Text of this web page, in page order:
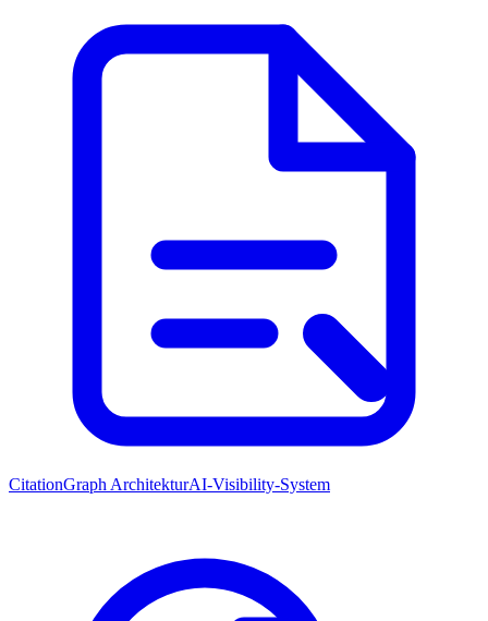
CitationGraph ArchitekturAI-Visibility-System